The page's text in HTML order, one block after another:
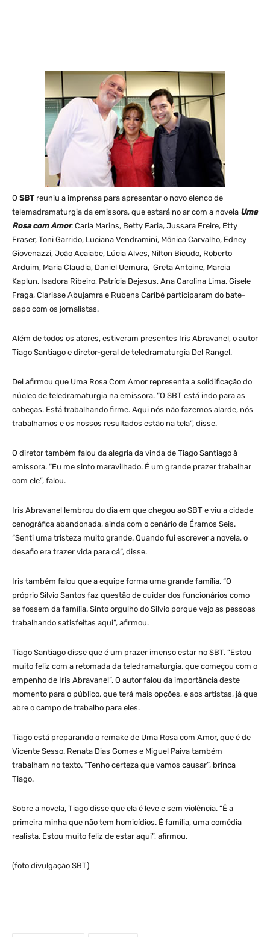
O SBT reuniu a imprensa para apresentar o novo elenco de
telemadramaturgia da emissora, que estará no ar com a novela Uma
Rosa com Amor. Carla Marins, Betty Faria, Jussara Freire, Etty
Fraser, Toni Garrido, Luciana Vendramini, Mônica Carvalho, Edney
Giovenazzi, João Acaiabe, Lúcia Alves, Nilton Bicudo, Roberto
Arduim, Maria Claudia, Daniel Uemura, Greta Antoine, Marcia
Kaplun, Isadora Ribeiro, Patrícia Dejesus, Ana Carolina Lima, Gisele
Fraga, Clarisse Abujamra e Rubens Caribé participaram do bate-
papo com os jornalistas.
Além de todos os atores, estiveram presentes Iris Abravanel, o autor
Tiago Santiago e diretor-geral de teledramaturgia Del Rangel.
Del afirmou que Uma Rosa Com Amor representa a solidificação do
núcleo de teledramaturgia na emissora. “O SBT está indo para as
cabeças. Está trabalhando firme. Aqui nós não fazemos alarde, nós
trabalhamos e os nossos resultados estão na tela”, disse.
O diretor também falou da alegria da vinda de Tiago Santiago à
emissora. “Eu me sinto maravilhado. É um grande prazer trabalhar
com ele”, falou.
Iris Abravanel lembrou do dia em que chegou ao SBT e viu a cidade
cenográfica abandonada, ainda com o cenário de Éramos Seis.
“Senti uma tristeza muito grande. Quando fui escrever a novela, o
desafio era trazer vida para cá”, disse.
Iris também falou que a equipe forma uma grande família. “O
próprio Silvio Santos faz questão de cuidar dos funcionários como
se fossem da família. Sinto orgulho do Silvio porque vejo as pessoas
trabalhando satisfeitas aqui”, afirmou.
Tiago Santiago disse que é um prazer imenso estar no SBT. “Estou
muito feliz com a retomada da teledramaturgia, que começou com o
empenho de Iris Abravanel”. O autor falou da importância deste
momento para o público, que terá mais opções, e aos artistas, já que
abre o campo de trabalho para eles.
Tiago está preparando o remake de Uma Rosa com Amor, que é de
Vicente Sesso. Renata Dias Gomes e Miguel Paiva também
trabalham no texto. “Tenho certeza que vamos causar”, brinca
Tiago.
Sobre a novela, Tiago disse que ela é leve e sem violência. “É a
primeira minha que não tem homicídios. É família, uma comédia
realista. Estou muito feliz de estar aqui”, afirmou.
(foto divulgação SBT)